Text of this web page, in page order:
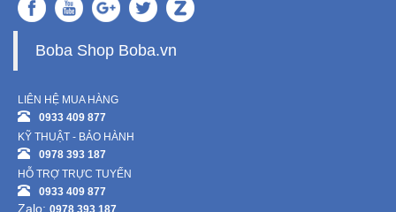
Boba Shop Boba.vn
LIÊN HỆ MUA HÀNG
0933 409 877
KỸ THUẬT - BẢO HÀNH
0978 393 187
HỖ TRỢ TRỰC TUYẾN
0933 409 877
Zalo: 0978 393 187